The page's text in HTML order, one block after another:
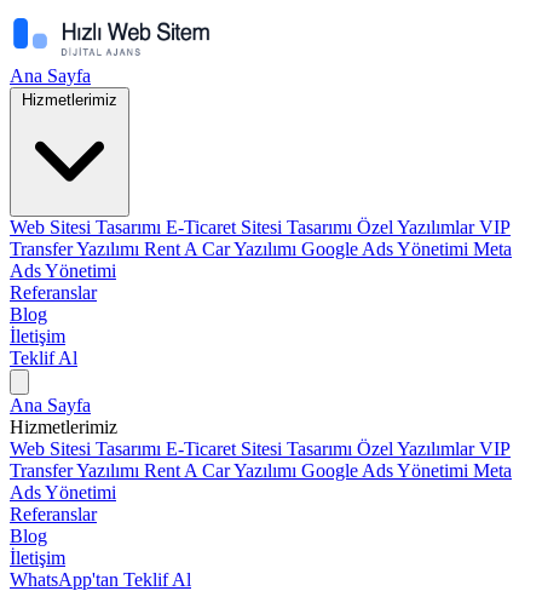
Ana Sayfa
Hizmetlerimiz
Web Sitesi Tasarımı E-Ticaret Sitesi Tasarımı Özel YazılımlarVIP
Transfer Yazılımı Rent A Car Yazılımı Google Ads Yönetimi Meta
Ads Yönetimi
Referanslar
Blog
İletişim
Teklif Al
Ana Sayfa
Hizmetlerimiz
Web Sitesi Tasarımı E-Ticaret Sitesi Tasarımı Özel YazılımlarVIP
Transfer Yazılımı Rent A Car Yazılımı Google Ads Yönetimi Meta
Ads Yönetimi
Referanslar
Blog
İletişim
WhatsApp'tan Teklif Al